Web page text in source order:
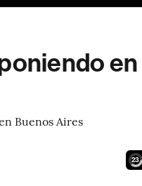
en
Buenos Aires
21